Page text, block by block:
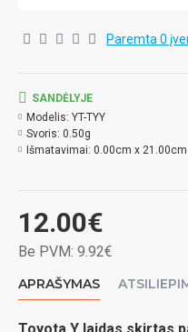
Paremta 0
12.00€
Be PVM: 9.92€
SANDĖLYJE
Modelis: YT-TYY
Svoris: 0.50g
Išmatavimai: 0.00cm x
APRAŠYMAS